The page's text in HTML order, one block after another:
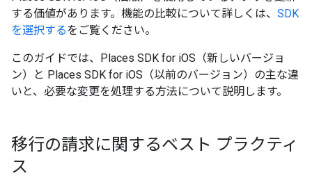
する価値があります。機能の比較について詳しくは、 SDK
を選択するをご覧ください。
このガイドでは、Places SDK for iOS（新しいバージョ
ン）と Places SDK for iOS（以前のバージョン）の主な違
いと、必要な変更を処理する方法について説明します。
移行の請求に関するベスト プラクティ
ス